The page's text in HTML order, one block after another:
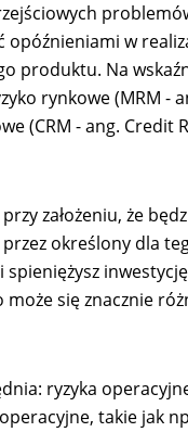
opóźnieniami w
produktu. Na
rynkowe (MRM -
(CRM - ang. Credit
założeniu, że
określony dla
spieniężysz
się znacznie
ryzyka
takie jak